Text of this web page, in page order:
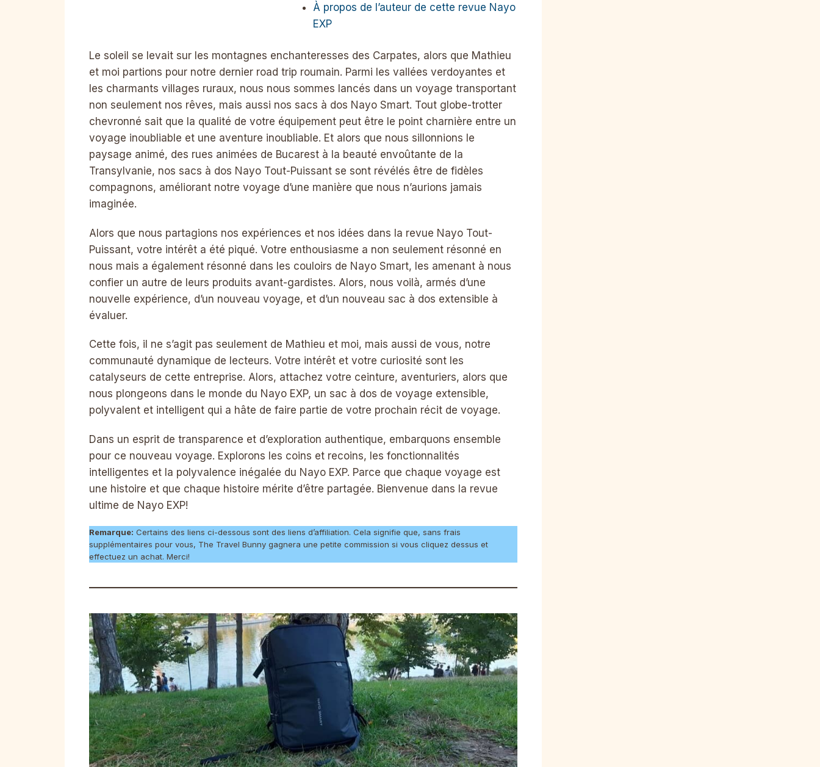
À propos de l’auteur de cette revue Nayo
EXP
Le soleil se levait sur les montagnes enchanteresses des Carpates, alors que Mathieu
et moi partions pour notre dernier road trip roumain. Parmi les vallées verdoyantes et
les charmants villages ruraux, nous nous sommes lancés dans un voyage transportant
non seulement nos rêves, mais aussi nos sacs à dos Nayo Smart. Tout globe-trotter
chevronné sait que la qualité de votre équipement peut être le point charnière entre un
voyage inoubliable et une aventure inoubliable. Et alors que nous sillonnions le
paysage animé, des rues animées de Bucarest à la beauté envoûtante de la
Transylvanie, nos sacs à dos Nayo Tout-Puissant se sont révélés être de fidèles
compagnons, améliorant notre voyage d’une manière que nous n’aurions jamais
imaginée.
Alors que nous partagions nos expériences et nos idées dans la revue Nayo Tout-
Puissant, votre intérêt a été piqué. Votre enthousiasme a non seulement résonné en
nous mais a également résonné dans les couloirs de Nayo Smart, les amenant à nous
confier un autre de leurs produits avant-gardistes. Alors, nous voilà, armés d’une
nouvelle expérience, d’un nouveau voyage, et d’un nouveau sac à dos extensible à
évaluer.
Cette fois, il ne s’agit pas seulement de Mathieu et moi, mais aussi de vous, notre
communauté dynamique de lecteurs. Votre intérêt et votre curiosité sont les
catalyseurs de cette entreprise. Alors, attachez votre ceinture, aventuriers, alors que
nous plongeons dans le monde du Nayo EXP, un sac à dos de voyage extensible,
polyvalent et intelligent qui a hâte de faire partie de votre prochain récit de voyage.
Dans un esprit de transparence et d’exploration authentique, embarquons ensemble
pour ce nouveau voyage. Explorons les coins et recoins, les fonctionnalités
intelligentes et la polyvalence inégalée du Nayo EXP. Parce que chaque voyage est
une histoire et que chaque histoire mérite d’être partagée. Bienvenue dans la revue
ultime de Nayo EXP!
Remarque: Certains des liens ci-dessous sont des liens d’affiliation. Cela signifie que, sans frais
supplémentaires pour vous, The Travel Bunny gagnera une petite commission si vous cliquez dessus et
effectuez un achat. Merci!